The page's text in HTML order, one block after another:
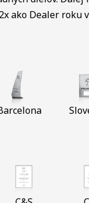
ako Dealer roku